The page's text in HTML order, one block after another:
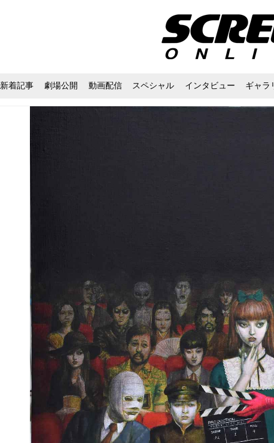
新着記事 劇場公開 動画配信 スペシャル インタビュー ギャラ